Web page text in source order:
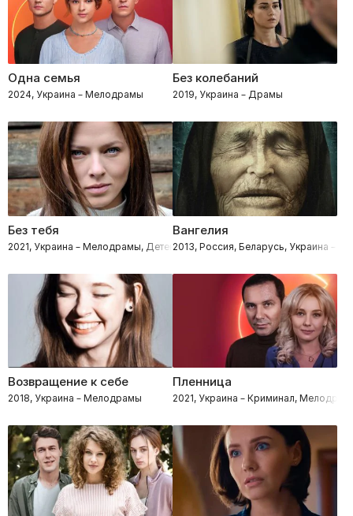
Одна семья
2024, Украина – Мелодрамы
Без колебаний
2019, Украина – Драмы
Без тебя
2021, Украина – Мелодрамы, Детективы
Вангелия
2013, Россия, Беларусь, Украина –
Возвращение к себе
2018, Украина – Мелодрамы
Пленница
2021, Украина – Криминал,